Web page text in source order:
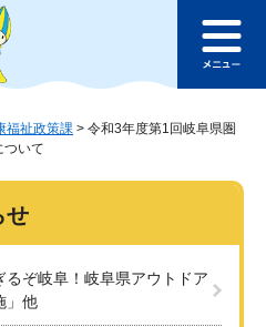
ジの本文へ
ュ
福祉政策課 > 令和3年度第1回岐阜県圏
ついて
せ
ぞ岐阜！岐阜県アウトドア
」他